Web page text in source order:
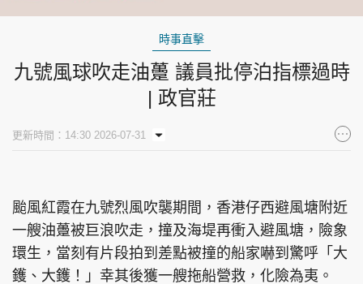
時事直擊
九號風球吹走油躉 議員批停泊指標過時
| 政官莊
更新時間：14:30 2026-07-31
颱風紅霞在九號烈風吹襲期間，香港仔西避風塘附近
一艘油躉被巨浪吹走，撞及海堤再衝入避風塘，險象
環生，當刻有片段拍到差點被撞的船家嚇到驚呼「大
鑊、大鑊！」幸其後獲一艘拖船營救，化險為夷。